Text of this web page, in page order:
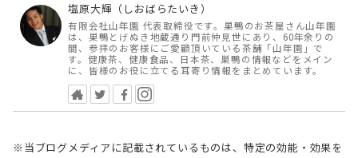
塩原大輝（しおばらたいき）
有限会社山年園 代表取締役です。巣鴨のお茶屋さん山年園
は、巣鴨とげぬき地蔵通り門前仲見世にあり、60年余りの
間、参拝のお客様にご愛顧頂いている茶舗「山年園」で
す。健康茶、健康食品、日本茶、巣鴨の情報などをメイン
に、皆様のお役に立てる耳寄り情報をまとめています。
※当ブログメディアに記載されているものは、特定の効能・効果を